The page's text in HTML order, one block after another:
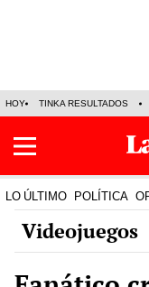
HOY TINKA RESULTADOS
LO ÚLTIMO POLÍTICA
Videojuegos